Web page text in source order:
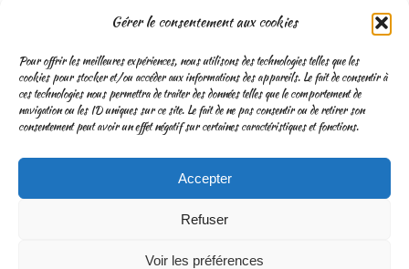
Gérer le consentement aux cookies
Pour offrir les meilleures expériences, nous utilisons des technologies telles que les
cookies pour stocker et/ou accéder aux informations des appareils. Le fait de consentir à
ces technologies nous permettra de traiter des données telles que le comportement de
navigation ou les ID uniques sur ce site. Le fait de ne pas consentir ou de retirer son
consentement peut avoir un effet négatif sur certaines caractéristiques et fonctions.
Accepter
Refuser
Voir les préférences
Nous gardons vos données privées et ne les partageons qu’avec les
tierces parties qui rendent ce service possible.Lisez notre politique de
confidentialité
CGV
Mentions légales & Traitement des données personnelles